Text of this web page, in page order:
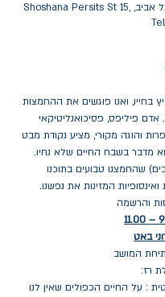
שושנה פרסיץ 15 תל אביב, Shoshana Persits St 15,
בחייו, ואנו פוגשים את ההחמצות
אדם פיליפס, פסיכואנליטיקאי
והוגה מקורי, מציע נקודת מבט
מדבר בשבח החיים שלא נחיו.
שהחמצנו טבועים בתוכנו
ואינסופיות המזינות את נפשנו.
באט
: על החיים הכפולים שאין לנו